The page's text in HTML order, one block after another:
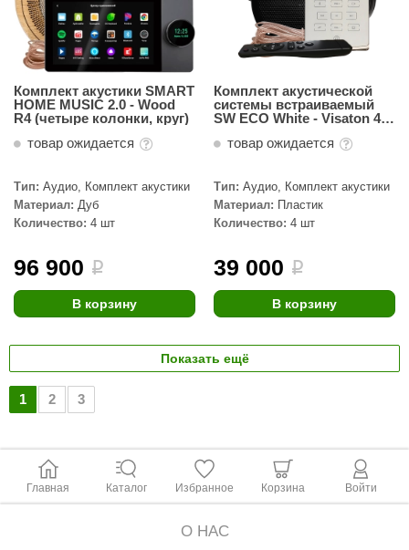
Комплект акустики SMART
HOME MUSIC 2.0 - Wood
R4 (четыре колонки, круг)
товар ожидается
Тип: Аудио, Комплект акустики
Материал: Дуб
Количество: 4 шт
96 900 i
В корзину
Комплект акустической
системы встраиваемый
SW ECO White - Visaton 44
товар ожидается
Тип: Аудио, Комплект акустики
Материал: Пластик
Количество: 4 шт
39 000 i
В корзину
Показать ещё
1 2 3
Главная Каталог Избранное Корзина Войти
О НАС